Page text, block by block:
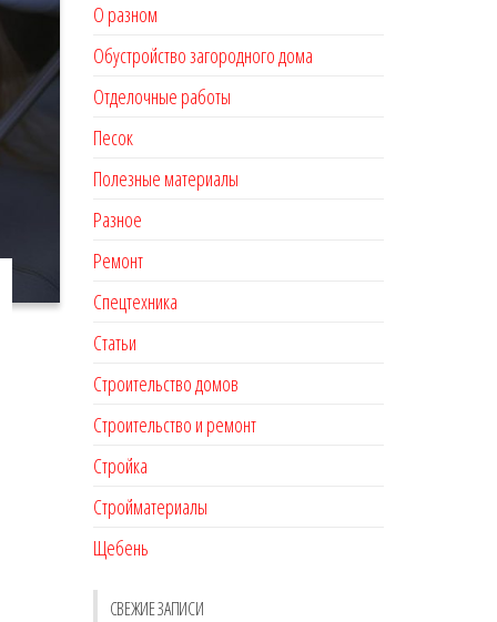
О разном
Обустройство загородного дома
Отделочные работы
Песок
Полезные материалы
Разное
Ремонт
Спецтехника
Статьи
Строительство домов
Строительство и ремонт
Стройка
Стройматериалы
Щебень
СВЕЖИЕ ЗАПИСИ